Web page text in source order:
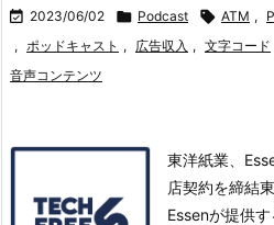
 2023/06/02  Podcast  ATM ,
, ポッドキャスト , 広告収入 , 文字コード
音声コンテンツ
東洋紙業、
店契約を締結
Essenが提供